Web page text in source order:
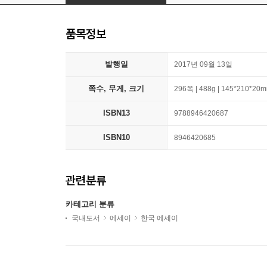
품목정보
발행일 2017년 09월 13일
쪽수, 무게, 크기 296쪽 | 488g |
ISBN13 9788946420687
ISBN10 8946420685
관련분류
카테고리 분류
국내도서 에세이 한국 에세이